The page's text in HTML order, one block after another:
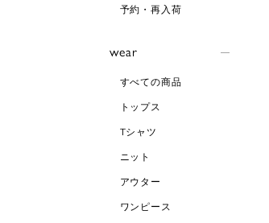
予約・再入荷
wear
すべての商品
トップス
Tシャツ
ニット
アウター
ワンピース